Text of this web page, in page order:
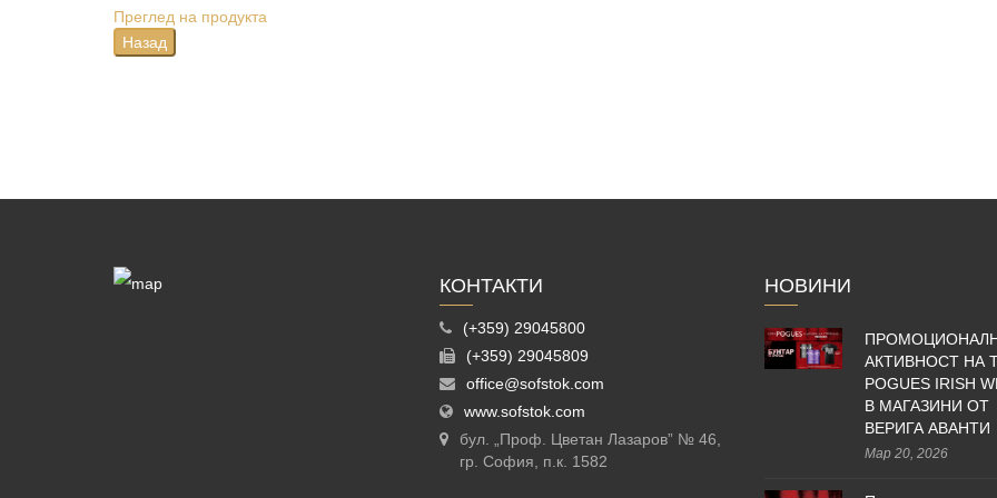
Преглед на продукта
КОНТАКТИ
(+359) 29045800
(+359) 29045809
office@sofstok.com
www.sofstok.com
бул. „Проф. Цветан Лазаров” № 46,
гр. София, п.к. 1582
НОВИНИ
АКТИВНОСТ НА
POGUES IRISH
В МАГАЗИНИ ОТ
ВЕРИГА АВАНТИ
Мар 20, 2026